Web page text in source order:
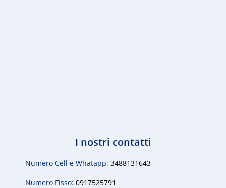
I nostri contatti
Numero Cell e Whatapp: 3488131643
Numero Fisso: 0917525791